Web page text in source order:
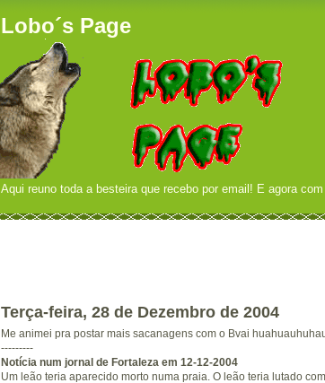
Lobo´s Page
Aqui reuno toda a besteira que recebo por email! E agora
Terça-feira, 28 de Dezembro de 2004
Me animei pra postar mais sacanagens com o Bvai
---------
Notícia num jornal de Fortaleza em 12-12-2004
Um leão teria aparecido morto numa praia. O leão teria lutado